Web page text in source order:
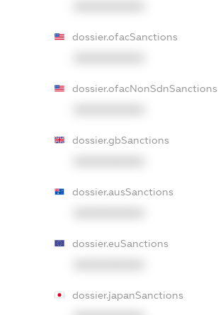
dossier.ofacSanctions
dossier.ofacNonSdnSanctions
dossier.gbSanctions
dossier.ausSanctions
dossier.euSanctions
dossier.japanSanctions